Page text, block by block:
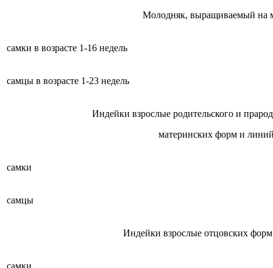
Молодняк, выращиваемый на
самки в возрасте 1-16 недель
самцы в возрасте 1-23 недель
Индейки взрослые родительского и
материнских форм и
самки
самцы
Индейки взрослые отцовских